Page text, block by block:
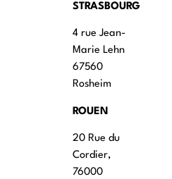
STRASBOURG
4 rue Jean-
Marie Lehn
67560
Rosheim
ROUEN
20 Rue du
Cordier,
76000